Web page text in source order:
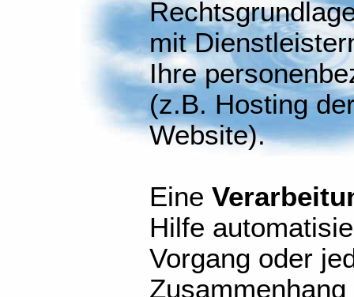
mit
Ihre
(z.B. Hosting
Website).
Eine
Hilfe
Vorgang oder